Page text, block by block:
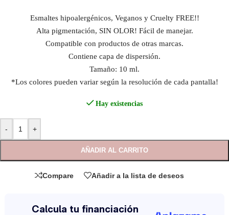
Esmaltes hipoalergénicos, Veganos y Cruelty FREE!!
Alta pigmentación, SIN OLOR! Fácil de manejar.
Compatible con productos de otras marcas.
Contiene capa de dispersión.
Tamaño: 10 ml.
*Los colores pueden variar según la resolución de cada pantalla!
Hay existencias
- +
AÑADIR AL CARRITO
Compare Añadir a la lista de deseos